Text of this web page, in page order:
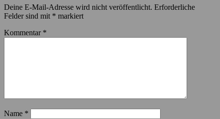
Deine E-Mail-Adresse wird nicht veröffentlicht. Erforderliche
Felder sind mit * markiert
Kommentar *
Name *